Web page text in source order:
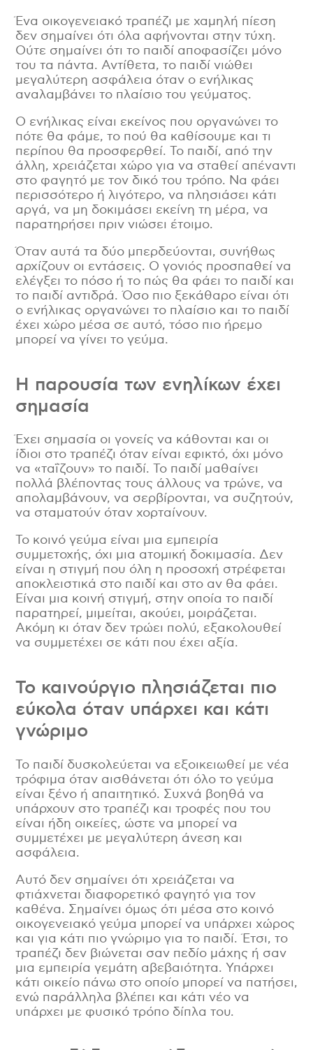
Ένα οικογενειακό τραπέζι με χαμηλή πίεση
δεν σημαίνει ότι όλα αφήνονται στην τύχη.
Ούτε σημαίνει ότι το παιδί αποφασίζει μόνο
του τα πάντα. Αντίθετα, το παιδί νιώθει
μεγαλύτερη ασφάλεια όταν ο ενήλικας
αναλαμβάνει το πλαίσιο του γεύματος.
Ο ενήλικας είναι εκείνος που οργανώνει το
πότε θα φάμε, το πού θα καθίσουμε και τι
περίπου θα προσφερθεί. Το παιδί, από την
άλλη, χρειάζεται χώρο για να σταθεί απέναντι
στο φαγητό με τον δικό του τρόπο. Να φάει
περισσότερο ή λιγότερο, να πλησιάσει κάτι
αργά, να μη δοκιμάσει εκείνη τη μέρα, να
παρατηρήσει πριν νιώσει έτοιμο.
Όταν αυτά τα δύο μπερδεύονται, συνήθως
αρχίζουν οι εντάσεις. Ο γονιός προσπαθεί να
ελέγξει το πόσο ή το πώς θα φάει το παιδί και
το παιδί αντιδρά. Όσο πιο ξεκάθαρο είναι ότι
ο ενήλικας οργανώνει το πλαίσιο και το παιδί
έχει χώρο μέσα σε αυτό, τόσο πιο ήρεμο
μπορεί να γίνει το γεύμα.
Η παρουσία των ενηλίκων έχει
σημασία
Έχει σημασία οι γονείς να κάθονται και οι
ίδιοι στο τραπέζι όταν είναι εφικτό, όχι μόνο
να «ταΐζουν» το παιδί. Το παιδί μαθαίνει
πολλά βλέποντας τους άλλους να τρώνε, να
απολαμβάνουν, να σερβίρονται, να συζητούν,
να σταματούν όταν χορταίνουν.
Το κοινό γεύμα είναι μια εμπειρία
συμμετοχής, όχι μια ατομική δοκιμασία. Δεν
είναι η στιγμή που όλη η προσοχή στρέφεται
αποκλειστικά στο παιδί και στο αν θα φάει.
Είναι μια κοινή στιγμή, στην οποία το παιδί
παρατηρεί, μιμείται, ακούει, μοιράζεται.
Ακόμη κι όταν δεν τρώει πολύ, εξακολουθεί
να συμμετέχει σε κάτι που έχει αξία.
Το καινούργιο πλησιάζεται πιο
εύκολα όταν υπάρχει και κάτι
γνώριμο
Το παιδί δυσκολεύεται να εξοικειωθεί με νέα
τρόφιμα όταν αισθάνεται ότι όλο το γεύμα
είναι ξένο ή απαιτητικό. Συχνά βοηθά να
υπάρχουν στο τραπέζι και τροφές που του
είναι ήδη οικείες, ώστε να μπορεί να
συμμετέχει με μεγαλύτερη άνεση και
ασφάλεια.
Αυτό δεν σημαίνει ότι χρειάζεται να
φτιάχνεται διαφορετικό φαγητό για τον
καθένα. Σημαίνει όμως ότι μέσα στο κοινό
οικογενειακό γεύμα μπορεί να υπάρχει χώρος
και για κάτι πιο γνώριμο για το παιδί. Έτσι, το
τραπέζι δεν βιώνεται σαν πεδίο μάχης ή σαν
μια εμπειρία γεμάτη αβεβαιότητα. Υπάρχει
κάτι οικείο πάνω στο οποίο μπορεί να πατήσει,
ενώ παράλληλα βλέπει και κάτι νέο να
υπάρχει με φυσικό τρόπο δίπλα του.